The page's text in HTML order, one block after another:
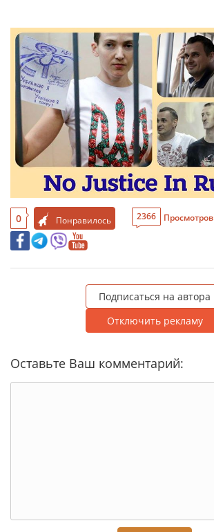
0 Понравилось 2366 Просмотров
Подписаться на автора
Отключить рекламу
Оставьте Ваш комментарий: